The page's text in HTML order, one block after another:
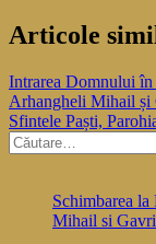
Articole
Navigare
în
articole
Intrarea Domnului
Arhangheli Mihail
Sfintele Paști,
Caută
după:
Schimbarea
Mihail si